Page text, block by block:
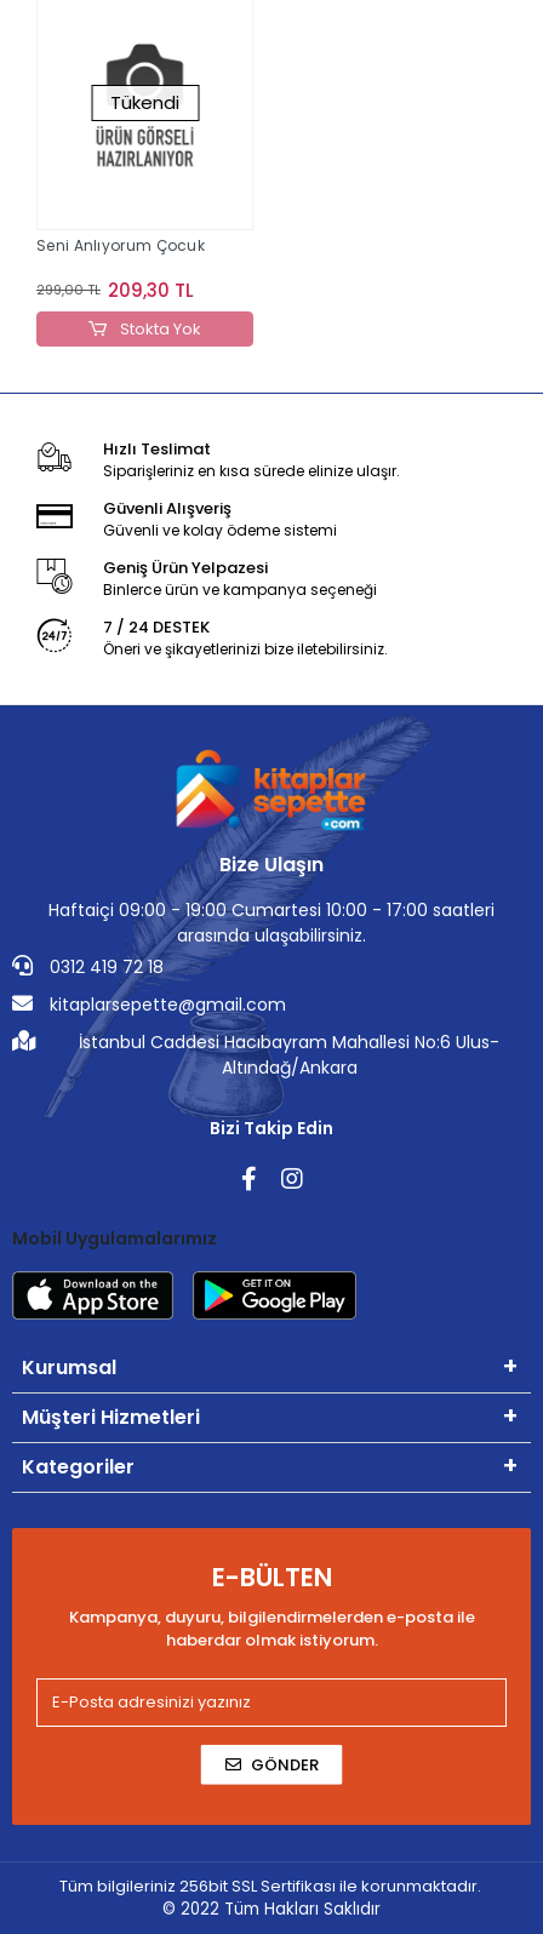
Tükendi
Seni Anlıyorum Çocuk
299,00 TL 209,30 TL
Stokta Yok
Hızlı Teslimat
Siparişleriniz en kısa sürede elinize ulaşır.
Güvenli Alışveriş
Güvenli ve kolay ödeme sistemi
Geniş Ürün Yelpazesi
Binlerce ürün ve kampanya seçeneği
7 / 24 DESTEK
Öneri ve şikayetlerinizi bize iletebilirsiniz.
Bize Ulaşın
Haftaiçi 09:00 - 19:00 Cumartesi 10:00 - 17:00 saatleri
arasında ulaşabilirsiniz.
0312 419 72 18
kitaplarsepette@gmail.com
İstanbul Caddesi Hacıbayram Mahallesi No:6 Ulus-
Altındağ/Ankara
Bizi Takip Edin
Mobil Uygulamalarımız
Kurumsal
Müşteri Hizmetleri
Kategoriler
E-BÜLTEN
Kampanya, duyuru, bilgilendirmelerden e-posta ile
haberdar olmak istiyorum.
GÖNDER
Tüm bilgileriniz 256bit SSL Sertifikası ile korunmaktadır.
© 2022 Tüm Hakları Saklıdır